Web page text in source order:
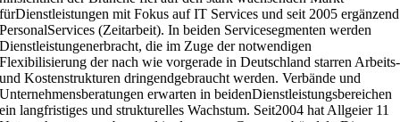
fürDienstleistungen mit Fokus auf IT Services und seit 2005 ergänzend
PersonalServices (Zeitarbeit). In beiden Servicesegmenten werden
Dienstleistungenerbracht, die im Zuge der notwendigen
Flexibilisierung der nach wie vorgerade in Deutschland starren Arbeits-
und Kostenstrukturen dringendgebraucht werden. Verbände und
Unternehmensberatungen erwarten in beidenDienstleistungsbereichen
ein langfristiges und strukturelles Wachstum. Seit2004 hat Allgeier 11